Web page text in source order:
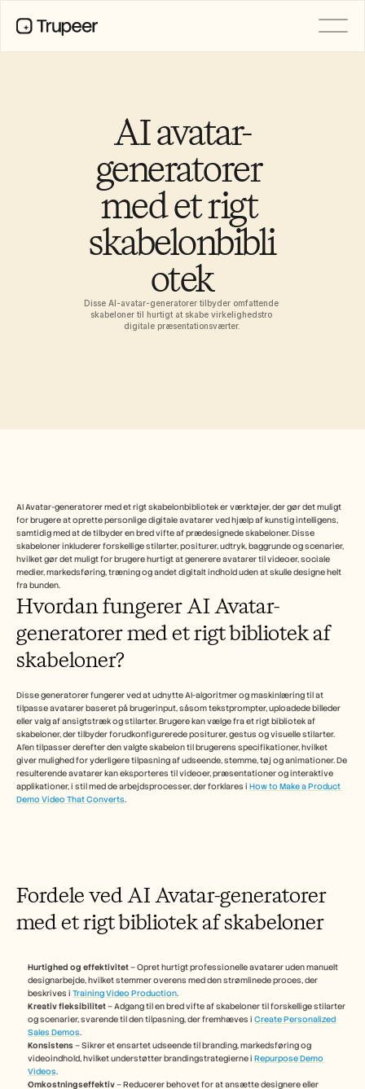
AI avatar-
generatorer
med et rigt
skabelonbibli
otek
Disse AI-avatar-generatorer tilbyder omfattende
skabeloner til hurtigt at skabe virkelighedstro
digitale præsentationsværter.
AI Avatar-generatorer med et rigt skabelonbibliotek er værktøjer, der gør det muligt
for brugere at oprette personlige digitale avatarer ved hjælp af kunstig intelligens,
samtidig med at de tilbyder en bred vifte af prædesignede skabeloner. Disse
skabeloner inkluderer forskellige stilarter, positurer, udtryk, baggrunde og scenarier,
hvilket gør det muligt for brugere hurtigt at generere avatarer til videoer, sociale
medier, markedsføring, træning og andet digitalt indhold uden at skulle designe helt
fra bunden.
Hvordan fungerer AI Avatar-
generatorer med et rigt bibliotek af
skabeloner?
Disse generatorer fungerer ved at udnytte AI-algoritmer og maskinlæring til at
tilpasse avatarer baseret på brugerinput, såsom tekstprompter, uploadede billeder
eller valg af ansigtstræk og stilarter. Brugere kan vælge fra et rigt bibliotek af
skabeloner, der tilbyder forudkonfigurerede positurer, gestus og visuelle stilarter.
AI'en tilpasser derefter den valgte skabelon til brugerens specifikationer, hvilket
giver mulighed for yderligere tilpasning af udseende, stemme, tøj og animationer. De
resulterende avatarer kan eksporteres til videoer, præsentationer og interaktive
applikationer, i stil med de arbejdsprocesser, der forklares i How to Make a Product
Demo Video That Converts.
Fordele ved AI Avatar-generatorer
med et rigt bibliotek af skabeloner
Hurtighed og effektivitet – Opret hurtigt professionelle avatarer uden manuelt
designarbejde, hvilket stemmer overens med den strømlinede proces, der
beskrives i Training Video Production.
Kreativ fleksibilitet – Adgang til en bred vifte af skabeloner til forskellige stilarter
og scenarier, svarende til den tilpasning, der fremhæves i Create Personalized
Sales Demos.
Konsistens – Sikrer et ensartet udseende til branding, markedsføring og
videoindhold, hvilket understøtter brandingstrategierne i Repurpose Demo
Videos.
Omkostningseffektiv – Reducerer behovet for at ansætte designere eller
Customer Stories
Help Center
Pricing
Careers
AI Screen Recording
Produktlanceringer
Customer Success
Training
See more
Book a Demo